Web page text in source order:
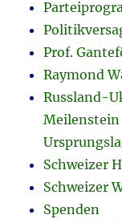
Prof.
Raymond
Russland-
Meilenstein
Schweizer
Schweizer
Spenden